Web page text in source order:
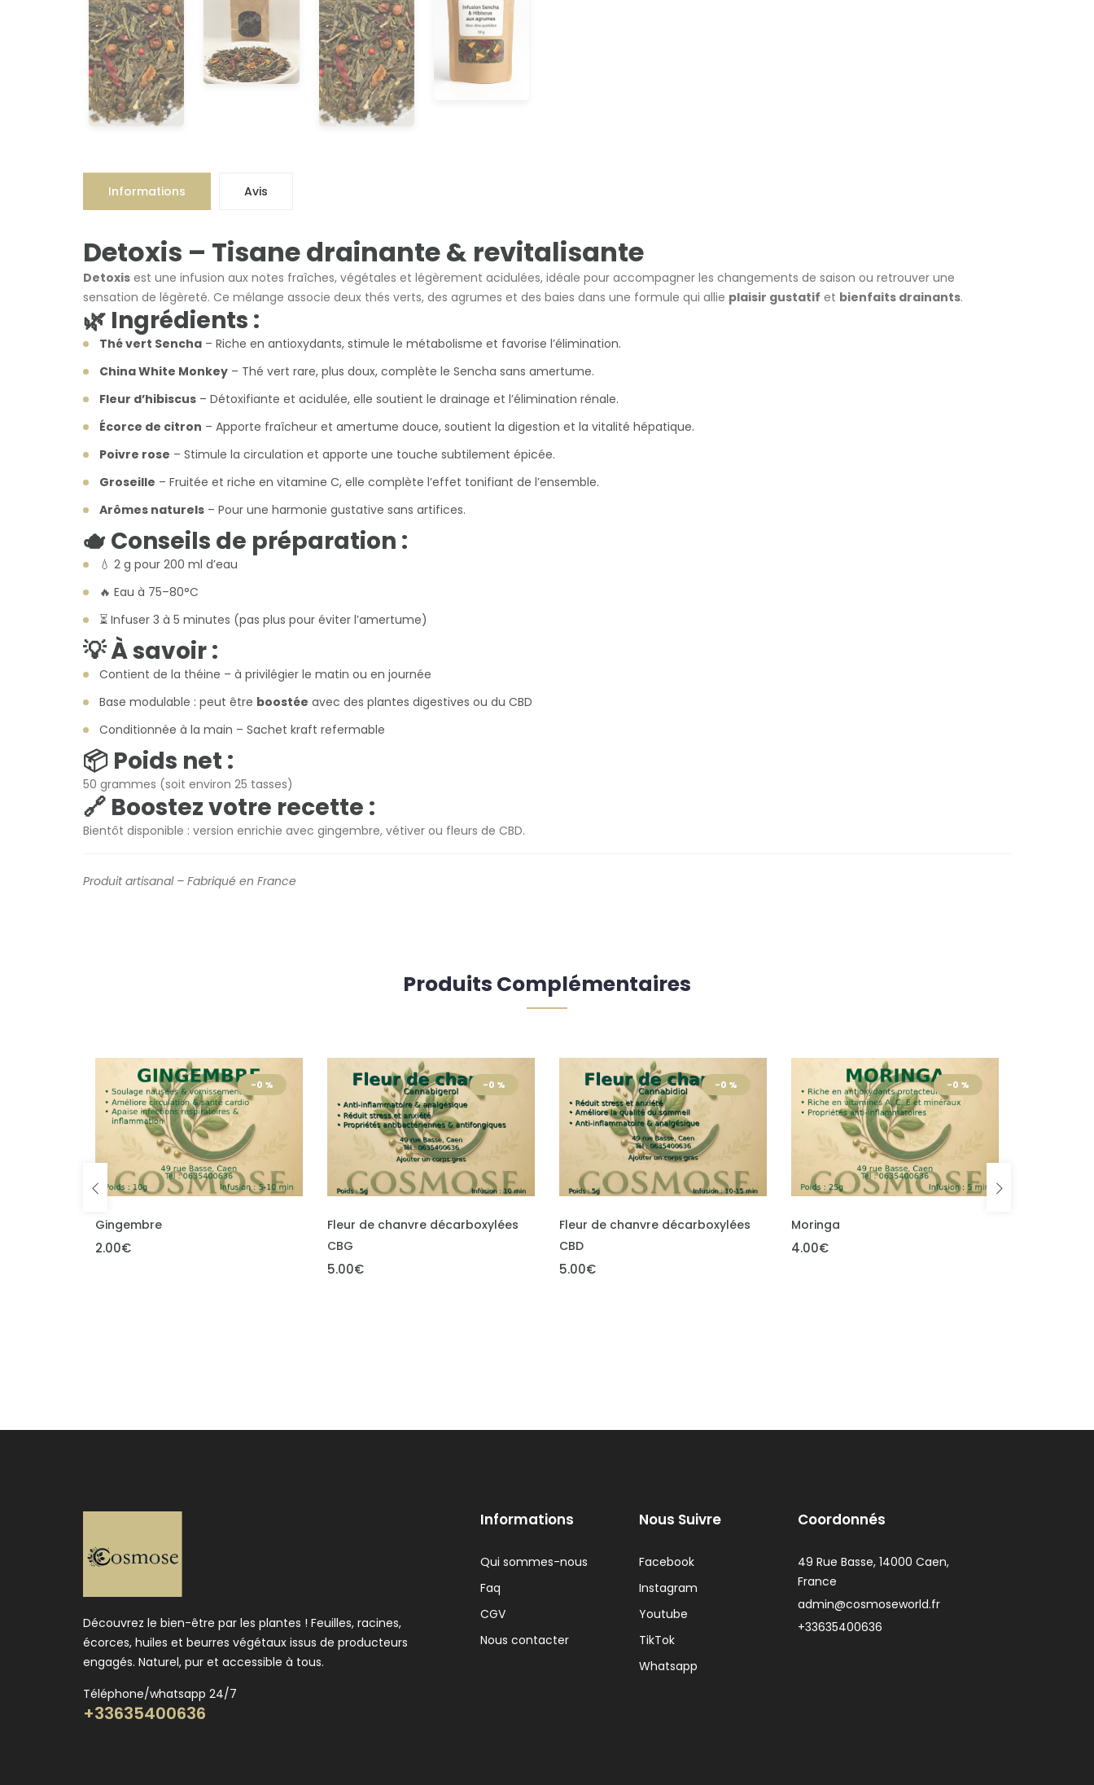
Informations Avis
Detoxis – Tisane drainante & revitalisante
Detoxis est une infusion aux notes fraîches, végétales et légèrement acidulées, idéale pour accompagner les changements de saison ou retrouver une
sensation de légèreté. Ce mélange associe deux thés verts, des agrumes et des baies dans une formule qui allie plaisir gustatif et bienfaits drainants.
🌿 Ingrédients :
Thé vert Sencha – Riche en antioxydants, stimule le métabolisme et favorise l’élimination.
China White Monkey – Thé vert rare, plus doux, complète le Sencha sans amertume.
Fleur d’hibiscus – Détoxifiante et acidulée, elle soutient le drainage et l’élimination rénale.
Écorce de citron – Apporte fraîcheur et amertume douce, soutient la digestion et la vitalité hépatique.
Poivre rose – Stimule la circulation et apporte une touche subtilement épicée.
Groseille – Fruitée et riche en vitamine C, elle complète l’effet tonifiant de l’ensemble.
Arômes naturels – Pour une harmonie gustative sans artifices.
🫖 Conseils de préparation :
💧 2 g pour 200 ml d’eau
🔥 Eau à 75–80°C
⏳ Infuser 3 à 5 minutes (pas plus pour éviter l’amertume)
💡 À savoir :
Contient de la théine – à privilégier le matin ou en journée
Base modulable : peut être boostée avec des plantes digestives ou du CBD
Conditionnée à la main – Sachet kraft refermable
📦 Poids net :
50 grammes (soit environ 25 tasses)
🔗 Boostez votre recette :
Bientôt disponible : version enrichie avec gingembre, vétiver ou fleurs de CBD.
Produit artisanal – Fabriqué en France
Produits Complémentaires
-0 %
ADD TO CART
Fleur de chanvre décarboxylées
CBG
-0 %
ADD TO CART
Fleur de chanvre décarboxylées
CBD
5.00€
-0 %
ADD TO CART
Moringa
4.00€
-0 %
ADD TO CART
Laurier
2.00€
Découvrez le bien-être par les plantes ! Feuilles, racines,
écorces, huiles et beurres végétaux issus de producteurs
engagés. Naturel, pur et accessible à tous.
Téléphone/whatsapp 24/7
+33635400636
Informations
Qui sommes-nous
Faq
CGV
Nous contacter
Nous Suivre
Facebook
Instagram
Youtube
TikTok
Whatsapp
Coordonnés
49 Rue Basse, 14000 Caen,
France
admin@cosmoseworld.fr
+33635400636